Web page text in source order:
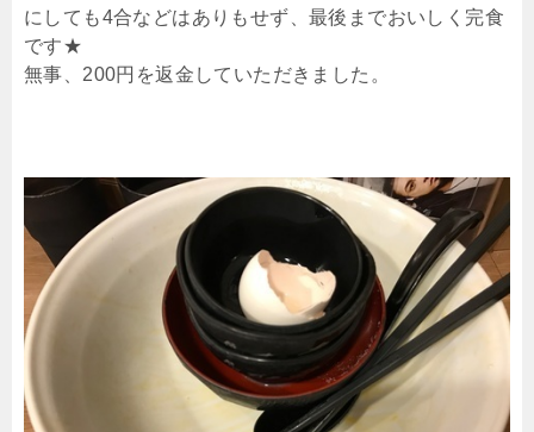
にしても4合などはありもせず、最後までおいしく完食
です★
無事、200円を返金していただきました。